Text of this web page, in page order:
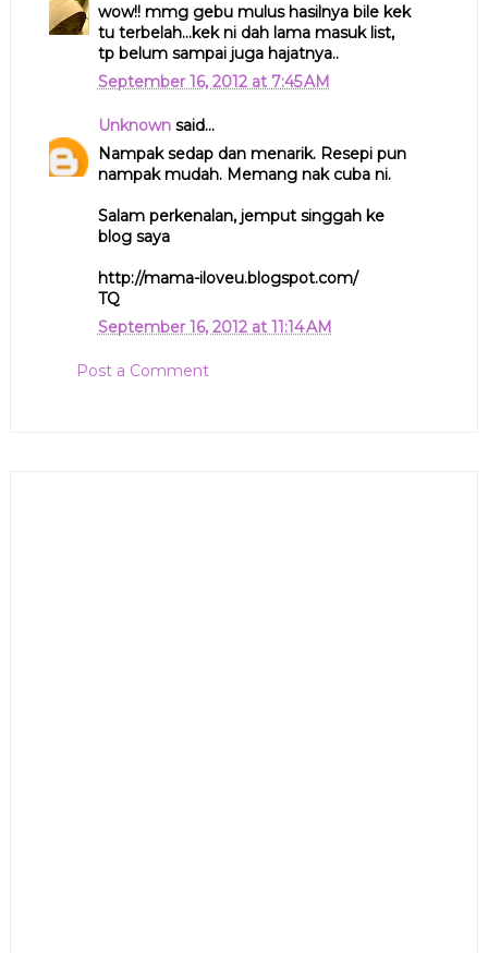
wow!! mmg gebu mulus hasilnya bile kek
tu terbelah...kek ni dah lama masuk list,
tp belum sampai juga hajatnya..
September 16, 2012 at 7:45 AM
Unknownsaid...
Nampak sedap dan menarik. Resepi pun
nampak mudah. Memang nak cuba ni.
Salam perkenalan, jemput singgah ke
blog saya
http://mama-iloveu.blogspot.com/
TQ
September 16, 2012 at 11:14 AM
Post a Comment